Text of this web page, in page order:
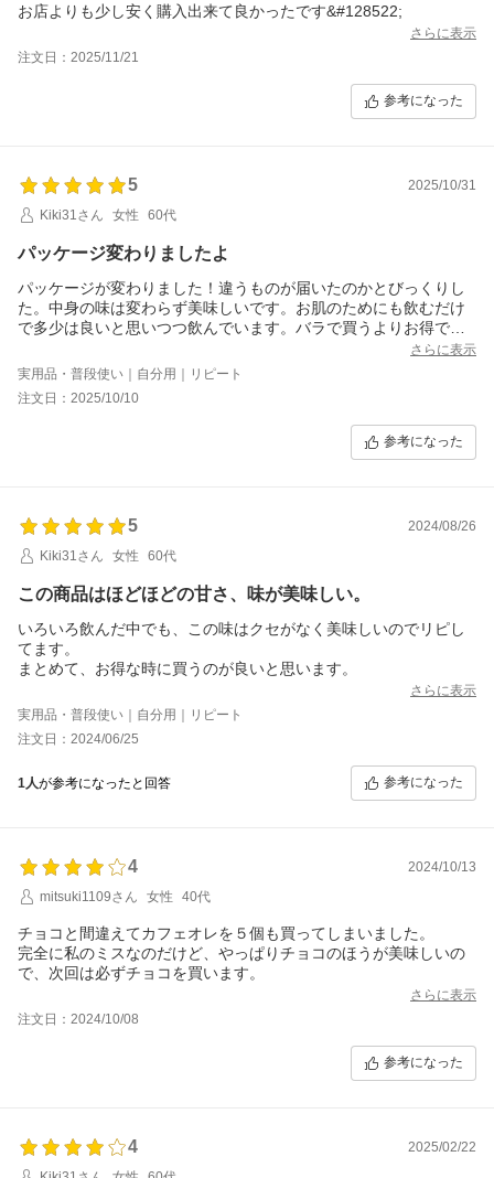
お店よりも少し安く購入出来て良かったです&#128522;
さらに表示
注文日：2025/11/21
参考になった
5
2025/10/31
Kiki31さん
女性 60代
パッケージ変わりましたよ
パッケージが変わりました！違うものが届いたのかとびっくりし
た。中身の味は変わらず美味しいです。お肌のためにも飲むだけ
で多少は良いと思いつつ飲んでいます。バラで買うよりお得です
さらに表示
実用品・普段使い｜自分用｜リピート
注文日：2025/10/10
参考になった
5
2024/08/26
Kiki31さん
女性 60代
この商品はほどほどの甘さ、味が美味しい。
いろいろ飲んだ中でも、この味はクセがなく美味しいのでリピし
てます。
まとめて、お得な時に買うのが良いと思います。
さらに表示
実用品・普段使い｜自分用｜リピート
注文日：2024/06/25
1人が参考になったと回答 参考になった
4
2024/10/13
mitsuki1109さん
女性 40代
チョコと間違えてカフェオレを５個も買ってしまいました。
完全に私のミスなのだけど、やっぱりチョコのほうが美味しいの
で、次回は必ずチョコを買います。
さらに表示
注文日：2024/10/08
参考になった
4
2025/02/22